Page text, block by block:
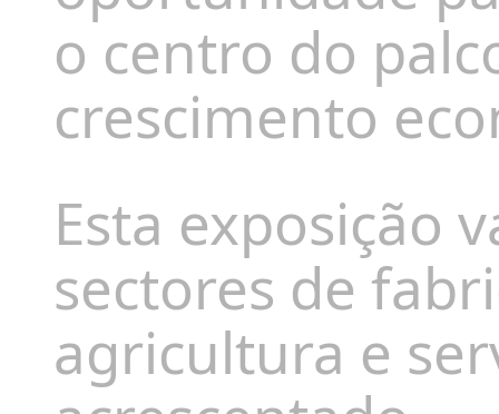
o centro do
crescimento
Esta exposição
sectores de
agricultura e